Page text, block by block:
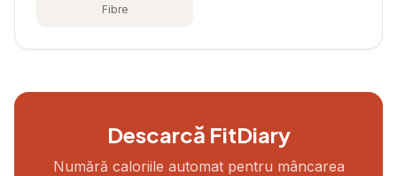
Fibre
Descarcă FitDiary
Numără caloriile automat pentru mâncarea